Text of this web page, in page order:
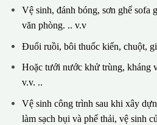
Vệ sinh, đánh bóng, sơn ghế sofa
văn phòng. .. v.v
Đuổi ruồi, bôi thuốc kiến, chuột,
Hoặc tưới nước khử trùng, kháng
v.v. ..
Vệ sinh công trình sau khi xây
làm sạch bụi và phế thải, vệ sinh